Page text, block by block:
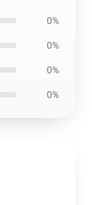
0%
0%
0%
0%